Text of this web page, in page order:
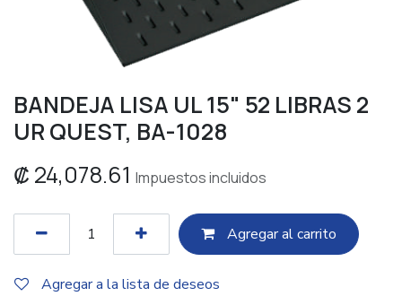
BANDEJA LISA UL 15" 52 LIBRAS 2
UR QUEST, BA-1028
₡ 24,078.61 Impuestos incluidos
Agregar al c​​arrito
Agregar a la lista de deseos